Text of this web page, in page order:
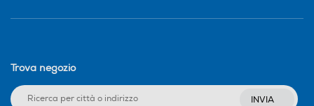
Trova negozio
INVIA